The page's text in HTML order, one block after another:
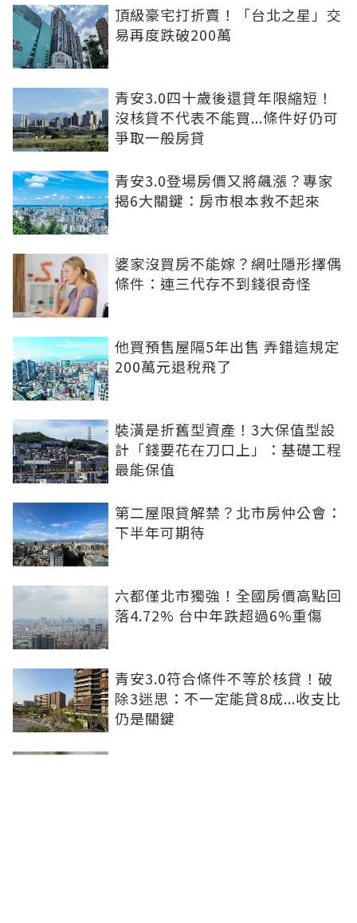
頂級豪宅打折賣！「台北之星」交
易再度跌破200萬
青安3.0四十歲後還貸年限縮短！
沒核貸不代表不能買...條件好仍可
爭取一般房貸
青安3.0登場房價又將飆漲？專家
揭6大關鍵：房市根本救不起來
婆家沒買房不能嫁？網吐隱形擇偶
條件：連三代存不到錢很奇怪
他買預售屋隔5年出售 弄錯這規定
200萬元退稅飛了
裝潢是折舊型資產！3大保值型設
計「錢要花在刀口上」：基礎工程
最能保值
第二屋限貸解禁？北市房仲公會：
下半年可期待
六都僅北市獨強！全國房價高點回
落4.72% 台中年跌超過6%重傷
青安3.0符合條件不等於核貸！破
除3迷思：不一定能貸8成...收支比
仍是關鍵